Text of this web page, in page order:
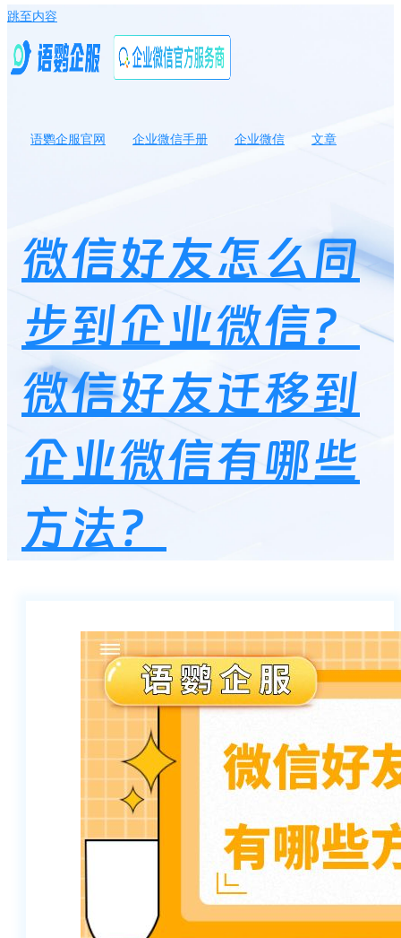
跳至内容
语鹦企服官网 企业微信手册 企业微信
文章
微信好友怎么同
步到企业微信？
微信好友迁移到
企业微信有哪些
方法？